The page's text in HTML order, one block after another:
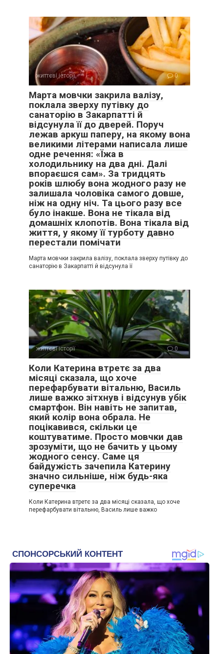
життєві історії 0
Марта мовчки закрила валізу,
поклала зверху путівку до
санаторію в Закарпатті й
відсунула її до дверей. Поруч
лежав аркуш паперу, на якому вона
великими літерами написала лише
одне речення: «Їжа в
холодильнику на два дні. Далі
впораєшся сам». За тридцять
років шлюбу вона жодного разу не
залишала чоловіка самого довше,
ніж на одну ніч. Та цього разу все
було інакше. Вона не тікала від
домашніх клопотів. Вона тікала від
життя, у якому її турботу давно
перестали помічати
Марта мовчки закрила валізу, поклала зверху путівку до
санаторію в Закарпатті й відсунула її
життєві історії 0
Коли Катерина втретє за два
місяці сказала, що хоче
перефарбувати вітальню, Василь
лише важко зітхнув і відсунув убік
смартфон. Він навіть не запитав,
який колір вона обрала. Не
поцікавився, скільки це
коштуватиме. Просто мовчки дав
зрозуміти, що не бачить у цьому
жодного сенсу. Саме ця
байдужість зачепила Катерину
значно сильніше, ніж будь-яка
суперечка
Коли Катерина втретє за два місяці сказала, що хоче
перефарбувати вітальню, Василь лише важко